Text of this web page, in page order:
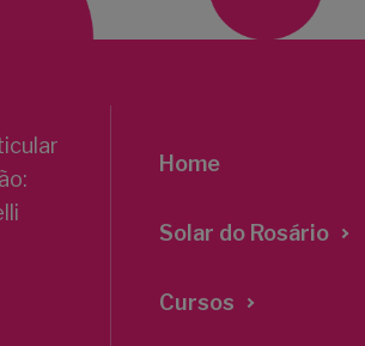
Home
Solar do Rosário
Cursos